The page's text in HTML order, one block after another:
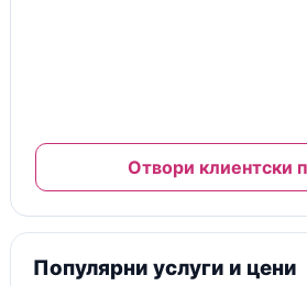
Отвори клиентски
Популярни услуги и цени